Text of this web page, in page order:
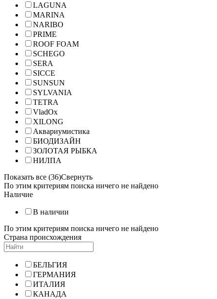
LAGUNA
MARINA
NARIBO
PRIME
ROOF FOAM
SCHEGO
SERA
SICCE
SUNSUN
SYLVANIA
TETRA
VladOx
XILONG
Аквариумистика
БИОДИЗАЙН
ЗОЛОТАЯ РЫБКА
НИЛПА
Показать все (36)Свернуть
По этим критериям поиска ничего не найдено
Наличие
В наличии
По этим критериям поиска ничего не найдено
Страна происхождения
БЕЛЬГИЯ
ГЕРМАНИЯ
ИТАЛИЯ
КАНАДА